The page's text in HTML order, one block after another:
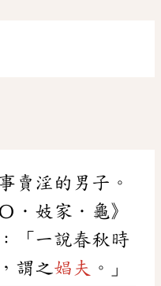
賣淫的男子。
．妓家．龜》
「一說春秋時
謂之娼夫 。」